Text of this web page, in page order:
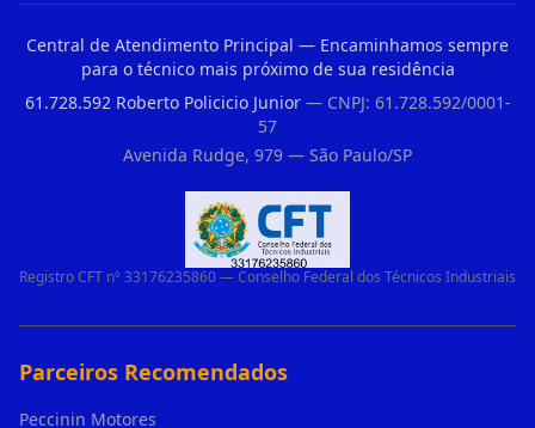
Central de Atendimento Principal — Encaminhamos sempre
para o técnico mais próximo de sua residência
61.728.592 Roberto Policicio Junior— CNPJ: 61.728.592/0001-
57
Avenida Rudge, 979 — São Paulo/SP
Registro CFT nº 33176235860 — Conselho Federal dos Técnicos Industriais
Parceiros Recomendados
Peccinin Motores